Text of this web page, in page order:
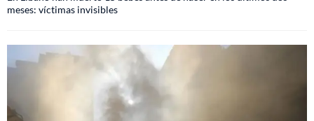
meses: víctimas invisibles